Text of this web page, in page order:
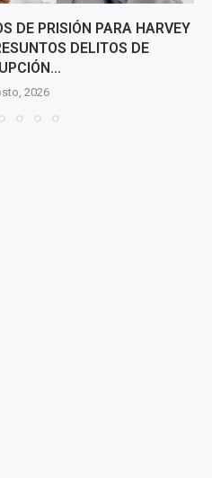
DE PRISIÓN PARA HARVEY
DELITOS DE
2026